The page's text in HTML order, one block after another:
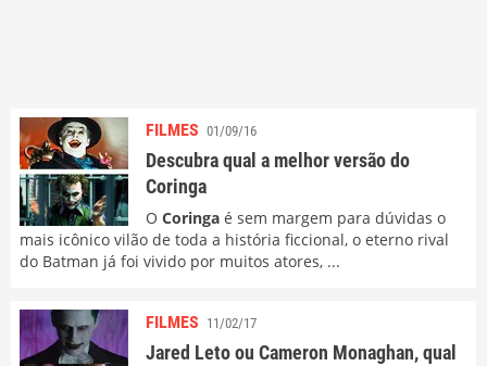
FILMES 01/09/16
Descubra qual a melhor versão do
Coringa
O Coringa é sem margem para dúvidas o
mais icônico vilão de toda a história ficcional, o eterno rival
do Batman já foi vivido por muitos atores, ...
FILMES 11/02/17
Jared Leto ou Cameron Monaghan, qual